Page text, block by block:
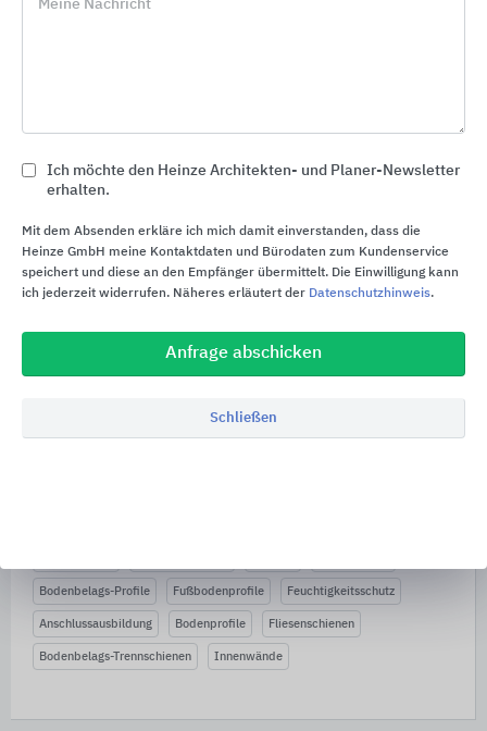
location_on
Alle Inhalte von alferproline
Produktinformationen
Ausschreibungstexte
Alle Inhalte anzeigen
Passende Suchbegriffe zu alferproline
Bodenbelags-Profile Fußbodenprofile Feuchtigkeitsschutz
Anschlussausbildung Bodenprofile Fliesenschienen
Bodenbelags-Trennschienen Innenwände
Meine Nachricht
Ich möchte den Heinze Architekten- und Planer-Newsletter
erhalten.
Mit dem Absenden erkläre ich mich damit einverstanden, dass die
Heinze GmbH meine Kontaktdaten und Bürodaten zum Kundenservice
speichert und diese an den Empfänger übermittelt. Die Einwilligung kann
ich jederzeit widerrufen. Näheres erläutert der Datenschutzhinweis.
Anfrage abschicken
Schließen